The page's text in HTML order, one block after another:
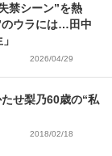
禁シーン”を熱
のウラには…田中
2026/04/29
せ梨乃60歳の“私
2018/02/18